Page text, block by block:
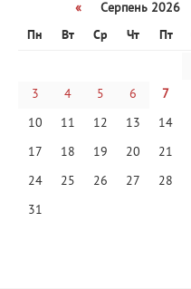
«
Серпень
Пн
Вт Ср Чт Пт
3
4 5 6 7
10
11 12 13 14
17
18 19 20 21
24
25 26 27 28
31